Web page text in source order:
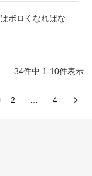
ボロくなればな
34件中 1-10件表示
2 4